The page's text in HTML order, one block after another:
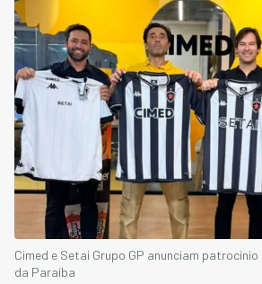
Cimed e Setai Grupo GP anunciam
da Paraíba